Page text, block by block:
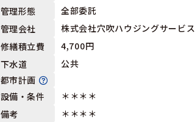
管理形態
全部委託
管理会社
株式会社穴吹ハウジングサービス
修繕積立費
4,700円
下水道
公共
都市計画
設備・条件
＊＊＊＊
備考
＊＊＊＊